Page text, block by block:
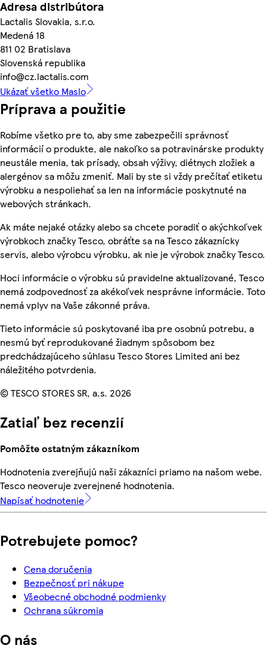
Adresa distribútora
Lactalis Slovakia, s.r.o.
Medená 18
811 02 Bratislava
Slovenská republika
info@cz.lactalis.com
Ukázať všetko Maslo
Príprava a použitie
Robíme všetko pre to, aby sme zabezpečili správnosť
informácií o produkte, ale nakoľko sa potravinárske produkty
neustále menia, tak prísady, obsah výživy, diétnych zložiek a
alergénov sa môžu zmeniť. Mali by ste si vždy prečítať etiketu
výrobku a nespoliehať sa len na informácie poskytnuté na
webových stránkach.
Ak máte nejaké otázky alebo sa chcete poradiť o akýchkoľvek
výrobkoch značky Tesco, obráťte sa na Tesco zákaznícky
servis, alebo výrobcu výrobku, ak nie je výrobok značky Tesco.
Hoci informácie o výrobku sú pravidelne aktualizované, Tesco
nemá zodpovednosť za akékoľvek nesprávne informácie. Toto
nemá vplyv na Vaše zákonné práva.
Tieto informácie sú poskytované iba pre osobnú potrebu, a
nesmú byť reprodukované žiadnym spôsobom bez
predchádzajúceho súhlasu Tesco Stores Limited ani bez
náležitého potvrdenia.
© TESCO STORES SR, a.s. 2026
Zatiaľ bez recenzií
Pomôžte ostatným zákazníkom
Hodnotenia zverejňujú naši zákazníci priamo na našom webe.
Tesco neoveruje zverejnené hodnotenia.
Napísať hodnotenie
Potrebujete pomoc?
Cena doručenia
Bezpečnosť pri nákupe
Všeobecné obchodné podmienky
Ochrana súkromia
O nás